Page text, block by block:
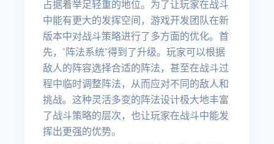
占据着举足轻重的地位。为了让玩家在战斗
中能有更大的发挥空间，游戏开发团队在新
版本中对战斗策略进行了多方面的优化。首
先，“阵法系统”得到了升级。玩家可以根据
敌人的阵容选择合适的阵法，甚至在战斗过
程中临时调整阵法，从而应对不同的敌人和
挑战。这种灵活多变的阵法设计极大地丰富
了战斗策略的层次，也让玩家在战斗中能发
挥出更强的优势。